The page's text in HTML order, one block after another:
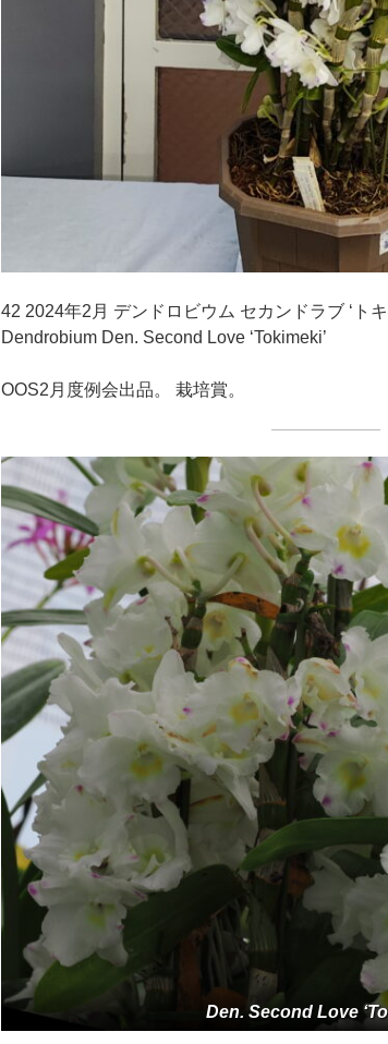
42 2024年2月 デンドロビウム セカンドラブ ‘トキ
Dendrobium Den. Second Love ‘Tokimeki’
OOS2月度例会出品。 栽培賞。
Den. Second Love